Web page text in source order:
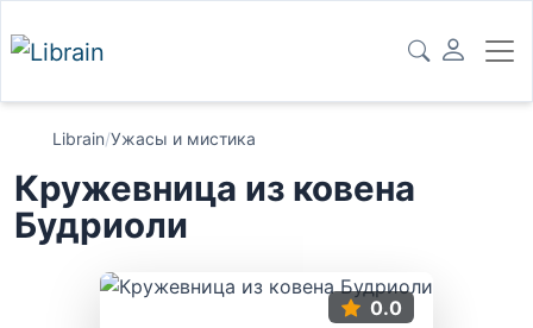
Librain/Ужасы и мистика
Кружевница из ковена
Будриоли
0.0